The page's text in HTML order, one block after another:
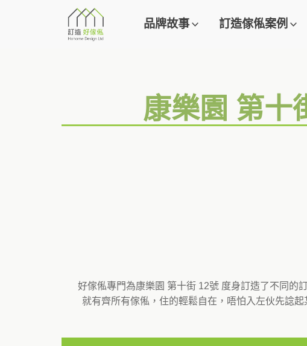
品牌故事 訂造傢俬案例
康樂園 第十
好傢俬專門為康樂園 第十街 12號 度身訂造了不同的
就有齊所有傢俬，住的輕鬆自在，唔怕入左伙先諗